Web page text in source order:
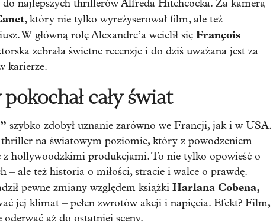
do najlepszych thrillerów Alfreda Hitchcocka. Za kamerą
, który nie tylko wyreżyserował film, ale też
W główną rolę Alexandre’a wcielił się François
zebrała świetne recenzje i do dziś uważana jest za
karierze.
cały świat
szybko zdobył uznanie zarówno we Francji, jak i w USA.
na światowym poziomie, który z powodzeniem
z hollywoodzkimi produkcjami. To nie tylko opowieść o
– ale też historia o miłości, stracie i walce o prawdę.
pewne zmiany względem książki Harlana Cobena,
jej klimat – pełen zwrotów akcji i napięcia. Efekt? Film,
aż do ostatniej sceny.